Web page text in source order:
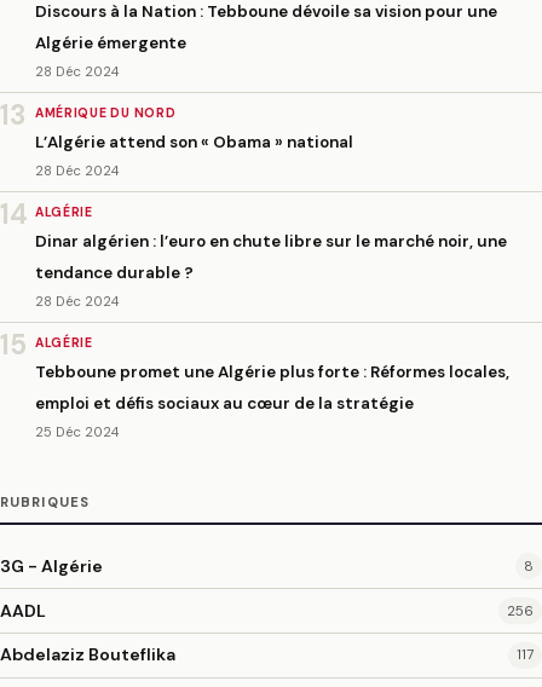
Discours à la Nation : Tebboune dévoile sa vision pour une
Algérie émergente
28 Déc 2024
13 AMÉRIQUE DU NORD
L’Algérie attend son « Obama » national
28 Déc 2024
14 ALGÉRIE
Dinar algérien : l’euro en chute libre sur le marché noir, une
tendance durable ?
28 Déc 2024
15 ALGÉRIE
Tebboune promet une Algérie plus forte : Réformes locales,
emploi et défis sociaux au cœur de la stratégie
25 Déc 2024
RUBRIQUES
3G - Algérie 8
AADL 256
Abdelaziz Bouteflika 117